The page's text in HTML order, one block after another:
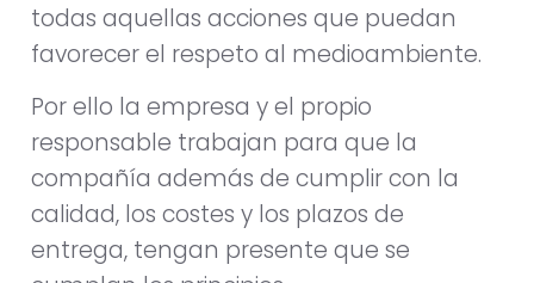
todas aquellas acciones que puedan
favorecer el respeto al medioambiente.
Por ello la empresa y el propio
responsable trabajan para que la
compañía además de cumplir con la
calidad, los costes y los plazos de
entrega, tengan presente que se